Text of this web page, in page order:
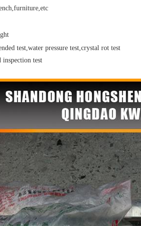
test,water pressure test,crystal rot test,
test.